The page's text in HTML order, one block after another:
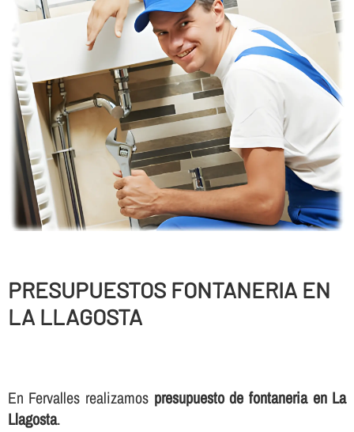
PRESUPUESTOS FONTANERIA EN
LA LLAGOSTA
En Fervalles realizamos presupuesto de fontaneria en La
Llagosta.